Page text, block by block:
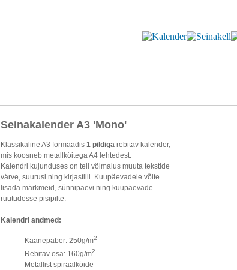
Seinakalender A3 'Mono'
Klassikaline A3 formaadis 1 pildiga rebitav kalender,
mis koosneb metallköitega A4 lehtedest.
Kalendri kujunduses on teil võimalus muuta tekstide
värve, suurusi ning kirjastiili. Kuupäevadele võite
lisada märkmeid, sünnipaevi ning kuupäevade
ruutudesse pisipilte.
Kalendri andmed:
Kaanepaber: 250g/m2
Rebitav osa: 160g/m2
Metallist spiraalköide